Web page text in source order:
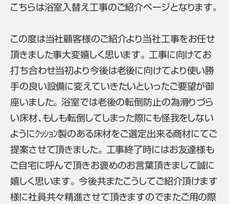
こちらは浴室入替え工事のご紹介ページとなります。
この度は当社顧客様のご紹介より当社工事をお任せ
頂きました事大変嬉しく思います。 工事に向けてお
打ち合わせ当初より今後は老後に向けてより使い勝
手の良い設備に変えていきたいといったご要望が御
座いました。 浴室では老後の転倒防止の為滑りづら
い床材、もしも転倒してしまった際にも怪我をしない
ようにｸｯｼｮﾝ製のある床材をご選定出来る商材にてご
提案させて頂きました。 工事終了時にはお友達様も
ご自宅に呼んで頂きお褒めのお言葉頂きまして誠に
嬉しく思います。 今後共またこうしてご紹介頂けます
様に社員共々精進させて頂きますのでまたご用の際